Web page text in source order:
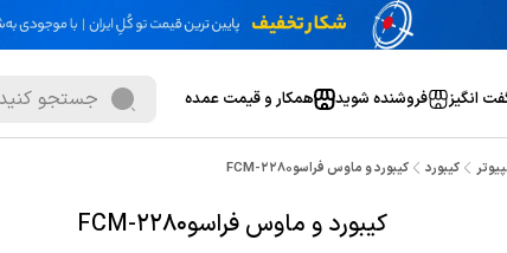
انگیز فروشنده شوید همکار و قیمت عمده
کیبورد کیبورد و ماوس فراسوFCM-2280
کیبورد و ماوس فراسوFCM-2280